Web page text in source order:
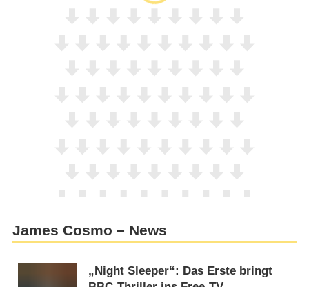
James Cosmo – News
„Night Sleeper“: Das Erste bringt